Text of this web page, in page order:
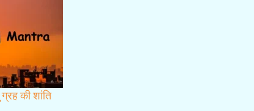
की शांति